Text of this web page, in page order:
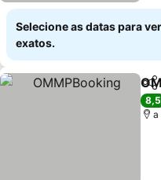
Selecione as datas para
exatos.
8,5
a